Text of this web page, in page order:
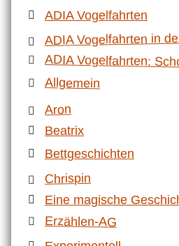
ADIA Vogelfahrten
ADIA Vogelfahrten in
ADIA Vogelfahrten:
Allgemein
Aron
Beatrix
Bettgeschichten
Chrispin
Eine magische
Erzählen-AG